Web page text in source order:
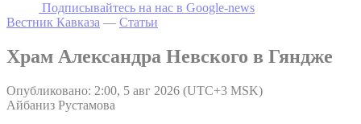
Подписывайтесь на наc в Google-news
Вестник Кавказа — Статьи
Храм Александра Невского в Гяндже
Опубликовано: 2:00, 5 авг 2026 (UTC+3 MSK)
Айбаниз Рустамова